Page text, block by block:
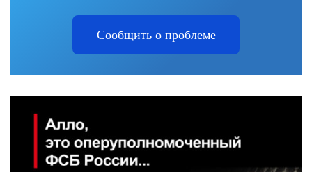
Сообщить о проблеме